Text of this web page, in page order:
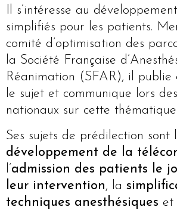
Il s’intéresse au
simplifiés pour les patients.
comité d’optimisation des
la Société Française
Réanimation (SFAR), il publie
le sujet et communique lors
nationaux sur cette thématique.
Ses sujets de prédilection sont
développement de la
l’admission des patients le
leur intervention, la
techniques anesthésiques et